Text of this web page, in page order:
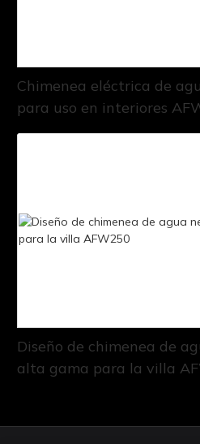
Chimenea eléctrica de
para uso en interiores
Diseño de chimenea de
alta gama para la villa